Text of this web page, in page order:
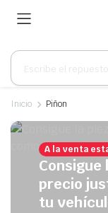
Búsqueda
productos
Inicio Piñon
A la venta
Consigue
precio
tu